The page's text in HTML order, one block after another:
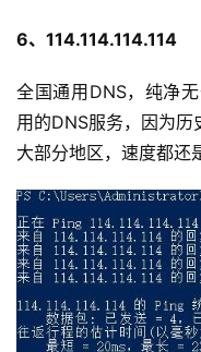
公
告
问
答
6、114.114.114.114
全国通用DNS，纯净
用的DNS服务，因为
大部分地区，速度都还